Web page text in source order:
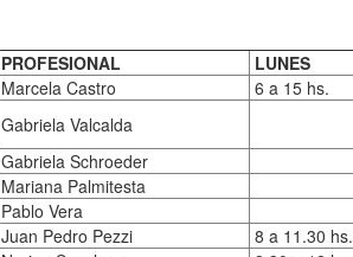
PROFESIONAL
LUNES
Marcela Castro
6 a 15 hs.
Gabriela Valcalda
Gabriela Schroeder
Mariana Palmitesta
Pablo Vera
Juan Pedro Pezzi
8 a 11.30 hs.